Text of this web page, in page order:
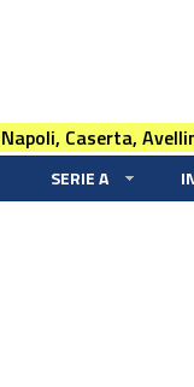
Caserta,
SERIE A